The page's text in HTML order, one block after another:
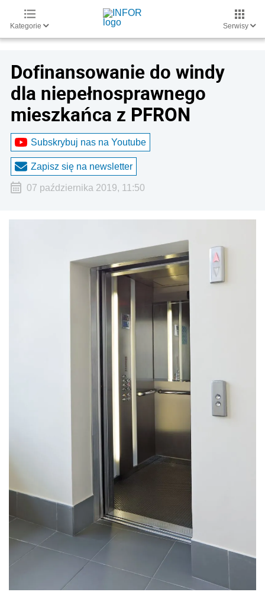
Kategorie Serwisy
Dofinansowanie do windy
dla niepełnosprawnego
mieszkańca z PFRON
Subskrybuj nas na Youtube
Zapisz się na newsletter
07 października 2019, 11:50